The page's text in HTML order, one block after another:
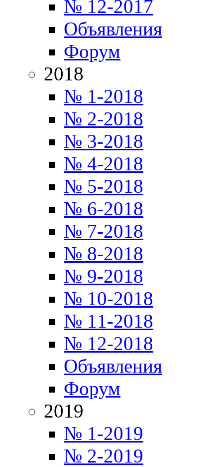
№ 12-2017
Объявления
Форум
2018
№ 1-2018
№ 2-2018
№ 3-2018
№ 4-2018
№ 5-2018
№ 6-2018
№ 7-2018
№ 8-2018
№ 9-2018
№ 10-2018
№ 11-2018
№ 12-2018
Объявления
Форум
2019
№ 1-2019
№ 2-2019